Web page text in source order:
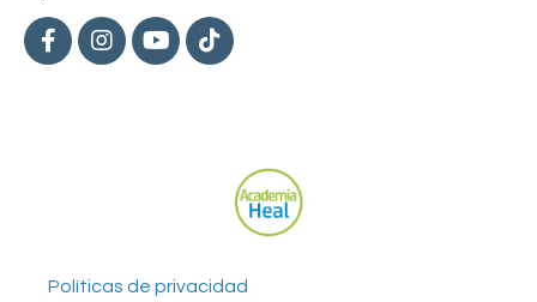
Políticas de privacidad